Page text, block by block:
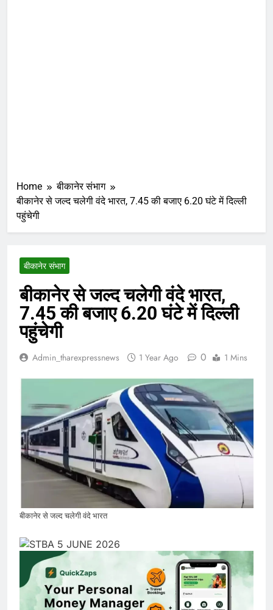
Home
बीकानेर संभाग
बीकानेर से जल्द चलेगी वंदे भारत, 7.45 की बजाए 6.20 घंटे में दिल्ली
पहुंचेगी
बीकानेर संभाग
बीकानेर से जल्द चलेगी वंदे भारत,
7.45 की बजाए 6.20 घंटे में दिल्ली
पहुंचेगी
Admin_tharexpressnews 1 Year Ago 0 1 Mins
बीकानेर से जल्द चलेगी वंदे भारत